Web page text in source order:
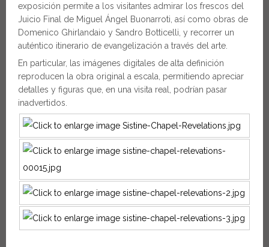
exposición permite a los visitantes admirar los frescos del
Juicio Final de Miguel Ángel Buonarroti, así como obras de
Domenico Ghirlandaio y Sandro Botticelli, y recorrer un
auténtico itinerario de evangelización a través del arte.
En particular, las imágenes digitales de alta definición
reproducen la obra original a escala, permitiendo apreciar
detalles y figuras que, en una visita real, podrían pasar
inadvertidos.